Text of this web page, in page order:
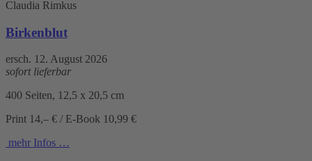
Claudia Rimkus
Birkenblut
ersch. 12. August 2026
sofort lieferbar
400 Seiten, 12,5 x 20,5 cm
Print 14,– € / E-Book 10,99 €
mehr Infos …